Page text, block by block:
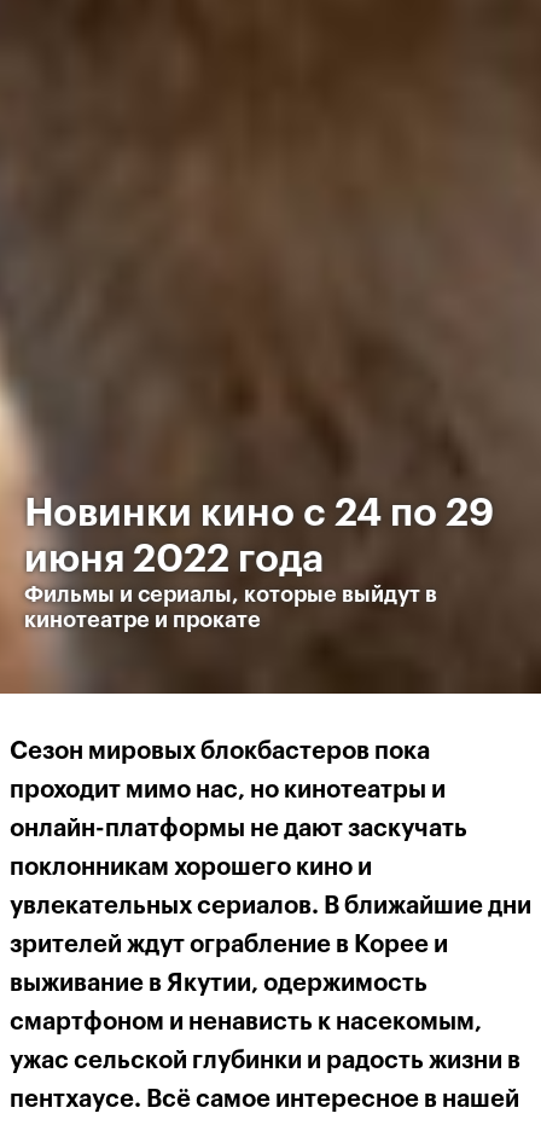
Новинки кино с 24 по 29
июня 2022 года
Фильмы и сериалы, которые выйдут в
кинотеатре и прокате
Сезон мировых блокбастеров пока
проходит мимо нас, но кинотеатры и
онлайн-платформы не дают заскучать
поклонникам хорошего кино и
увлекательных сериалов. В ближайшие дни
зрителей ждут ограбление в Корее и
выживание в Якутии, одержимость
смартфоном и ненависть к насекомым,
ужас сельской глубинки и радость жизни в
пентхаусе. Всё самое интересное в нашей